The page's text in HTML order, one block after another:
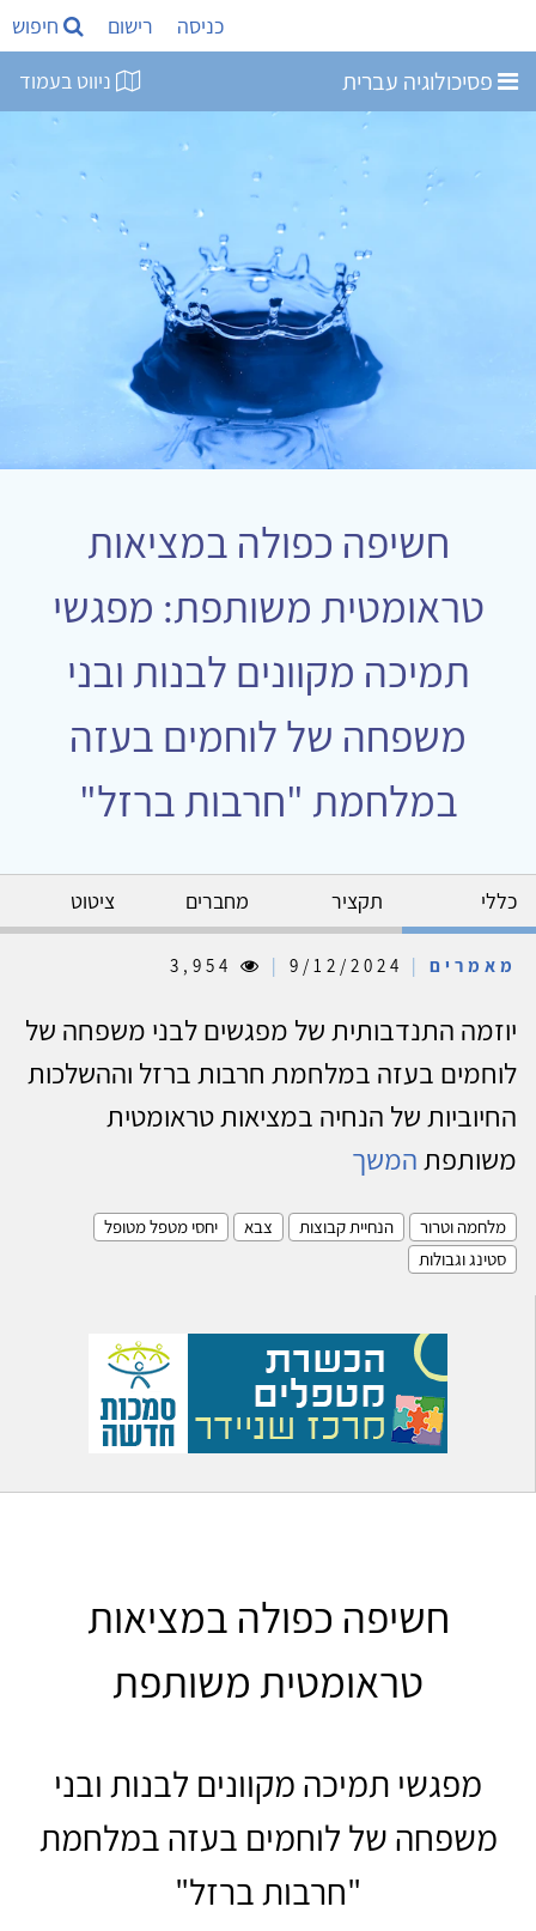
כניסה רישום חיפוש
פסיכולוגיה עברית ניווט בעמוד
חשיפה כפולה במציאות
טראומטית משותפת: מפגשי
תמיכה מקוונים לבנות ובני
משפחה של לוחמים בעזה
במלחמת "חרבות ברזל"
כללי תקציר מחברים ציטוט
מאמרים |
|
יוזמה התנדבותית של מפגשים לבני משפחה של
לוחמים בעזה במלחמת חרבות ברזל וההשלכות
החיוביות של הנחיה במציאות טראומטית
משותפתהמשך
מלחמה וטרור הנחיית קבוצות צבא
יחסי מטפל מטופל
סטינג וגבולות
חשיפה כפולה במציאות
טראומטית משותפת
מפגשי תמיכה מקוונים לבנות ובני
משפחה של לוחמים בעזה במלחמת
"חרבות ברזל"